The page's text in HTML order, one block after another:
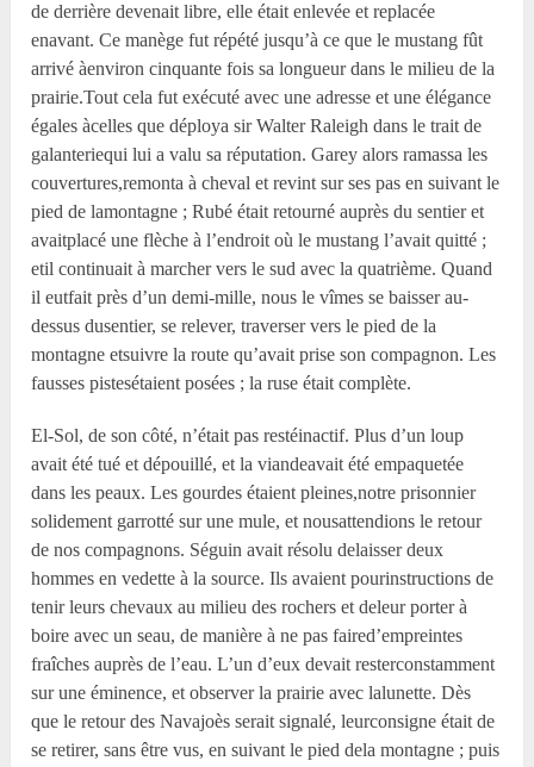
de derrière devenait libre, elle était enlevée et replacée
enavant. Ce manège fut répété jusqu’à ce que le mustang fût
arrivé àenviron cinquante fois sa longueur dans le milieu de la
prairie.Tout cela fut exécuté avec une adresse et une élégance
égales àcelles que déploya sir Walter Raleigh dans le trait de
galanteriequi lui a valu sa réputation. Garey alors ramassa les
couvertures,remonta à cheval et revint sur ses pas en suivant le
pied de lamontagne ; Rubé était retourné auprès du sentier et
avaitplacé une flèche à l’endroit où le mustang l’avait quitté ;
etil continuait à marcher vers le sud avec la quatrième. Quand
il eutfait près d’un demi-mille, nous le vîmes se baisser au-
dessus dusentier, se relever, traverser vers le pied de la
montagne etsuivre la route qu’avait prise son compagnon. Les
fausses pistesétaient posées ; la ruse était complète.
El-Sol, de son côté, n’était pas restéinactif. Plus d’un loup
avait été tué et dépouillé, et la viandeavait été empaquetée
dans les peaux. Les gourdes étaient pleines,notre prisonnier
solidement garrotté sur une mule, et nousattendions le retour
de nos compagnons. Séguin avait résolu delaisser deux
hommes en vedette à la source. Ils avaient pourinstructions de
tenir leurs chevaux au milieu des rochers et deleur porter à
boire avec un seau, de manière à ne pas faired’empreintes
fraîches auprès de l’eau. L’un d’eux devait resterconstamment
sur une éminence, et observer la prairie avec lalunette. Dès
que le retour des Navajoès serait signalé, leurconsigne était de
se retirer, sans être vus, en suivant le pied dela montagne ; puis